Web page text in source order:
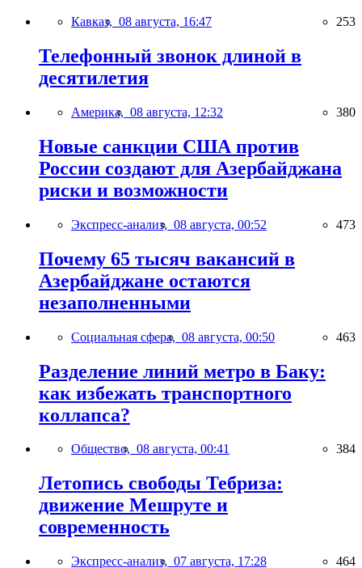
Кавказ, 08 августа, 16:47 253
Телефонный звонок длиной в
десятилетия
Америка, 08 августа, 12:32 380
Новые санкции США против
России создают для Азербайджана
риски и возможности
Экспресс-анализ, 08 августа, 00:52 473
Почему 65 тысяч вакансий в
Азербайджане остаются
незаполненными
Социальная сфера, 08 августа, 00:50 463
Разделение линий метро в Баку:
как избежать транспортного
коллапса?
Общество, 08 августа, 00:41 384
Летопись свободы Тебриза:
движение Мешруте и
современность
Экспресс-анализ, 07 августа, 17:28 464